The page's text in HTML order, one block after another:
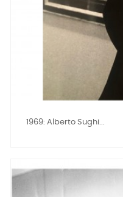
1969: Alberto Sughi...